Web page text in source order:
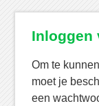
Inloggen
Om te
moet je
een